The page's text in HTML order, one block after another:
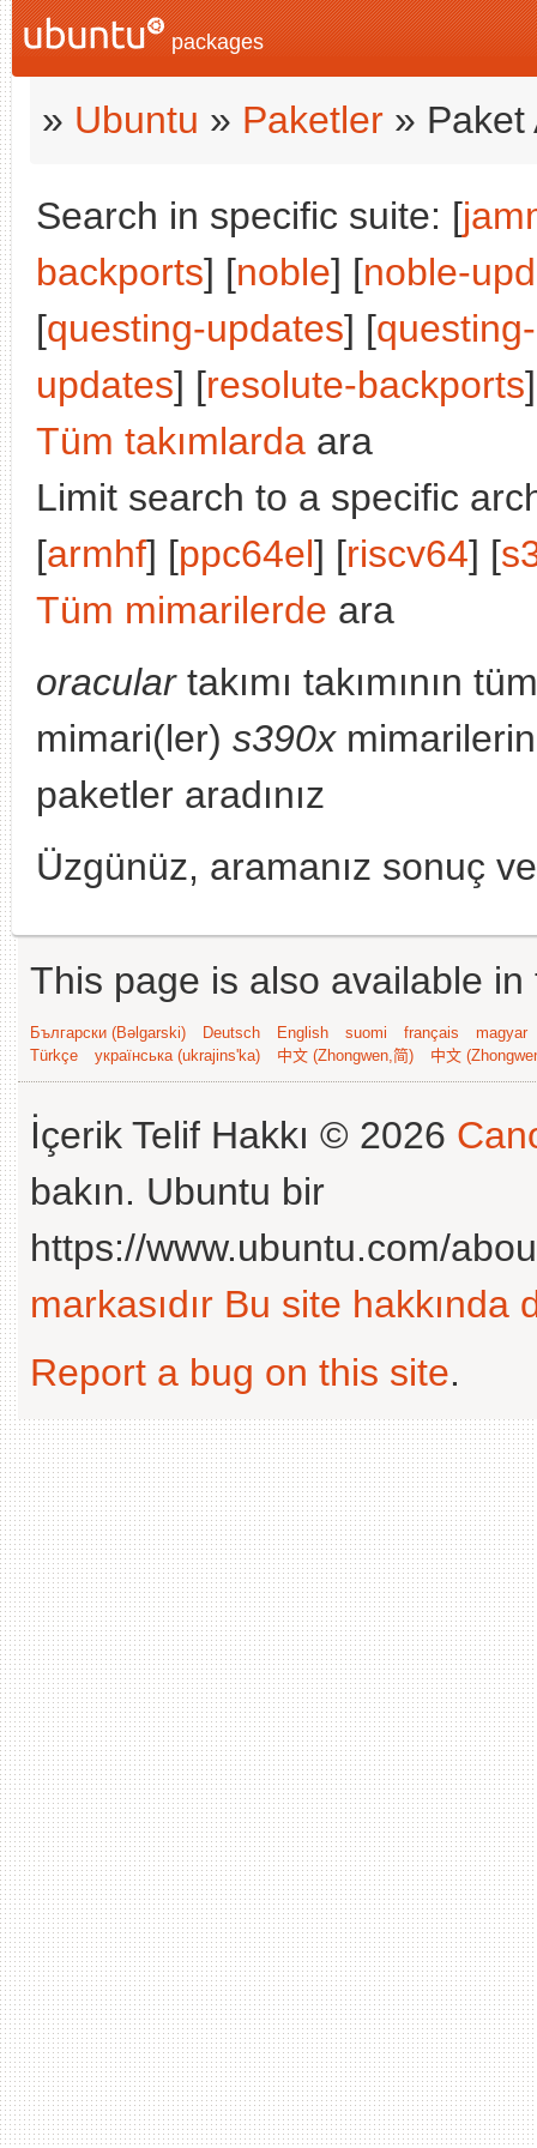
packages
» Ubuntu » Paketler » Paket
Search in specific suite: [
backports] [noble] [noble-
[questing-updates] [
updates] [resolute-backports
Tüm takımlarda ara
Limit search to a specific
[armhf] [ppc64el] [riscv64] [
Tüm mimarilerde ara
oraculartakımı takımının
mimari(ler) s390x
paketler aradınız
Üzgünüz, aramanız sonuç
This page is also available
Български (Bəlgarski) Deutsch English suomi français
magyar
Türkçe
українська (ukrajins'ka) 中文 (Zhongwen,简) 中文
İçerik Telif Hakkı © 2026
bakın. Ubuntu bir
https://www.ubuntu.com/
markasıdır Bu site hakkında
Report a bug on this site.